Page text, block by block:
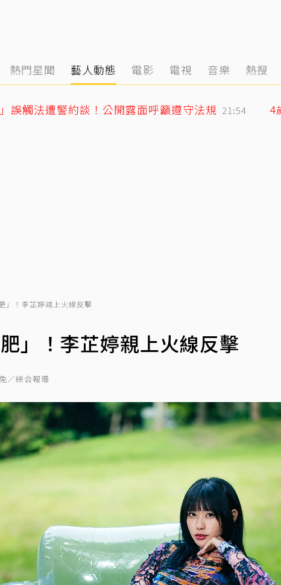
熱門星聞 藝人動態 電影 電視 音樂 熱搜
誤觸法遭警約談！公開露面呼籲遵守法規 21:54 4
」！李芷婷親上火線反擊
」！李芷婷親上火線反擊
／綜合報導